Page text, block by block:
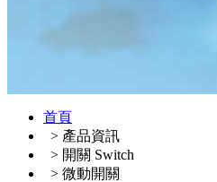
首頁
> 產品資訊
> 開關 Switch
> 微動開關